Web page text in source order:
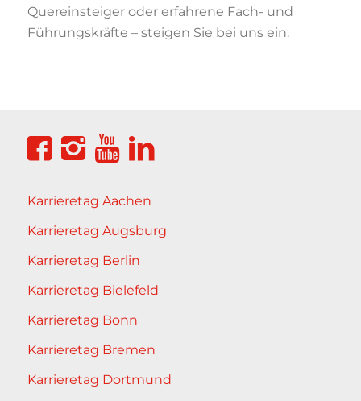
Quereinsteiger oder erfahrene Fach- und
Führungskräfte – steigen Sie bei uns ein.
Karrieretag Aachen
Karrieretag Augsburg
Karrieretag Berlin
Karrieretag Bielefeld
Karrieretag Bonn
Karrieretag Bremen
Karrieretag Dortmund